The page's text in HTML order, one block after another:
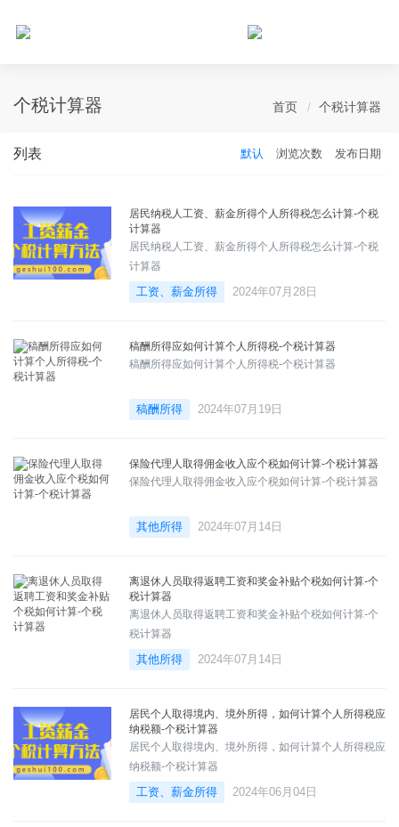
个税计算器 首页 个税计算器
列表 默认 浏览次数 发布日期
居民纳税人工资、薪金所得个人所得税怎么计算-个税
计算器
居民纳税人工资、薪金所得个人所得税怎么计算-个税
计算器
工资、薪金所得 2024年07月28日
稿酬所得应如何计算个人所得税-个税计算器
稿酬所得应如何计算个人所得税-个税计算器
稿酬所得 2024年07月19日
保险代理人取得佣金收入应个税如何计算-个税计算器
保险代理人取得佣金收入应个税如何计算-个税计算器
其他所得 2024年07月14日
离退休人员取得返聘工资和奖金补贴个税如何计算-个
税计算器
离退休人员取得返聘工资和奖金补贴个税如何计算-个
税计算器
其他所得 2024年07月14日
居民个人取得境内、境外所得，如何计算个人所得税应
纳税额-个税计算器
居民个人取得境内、境外所得，如何计算个人所得税应
纳税额-个税计算器
工资、薪金所得 2024年06月04日